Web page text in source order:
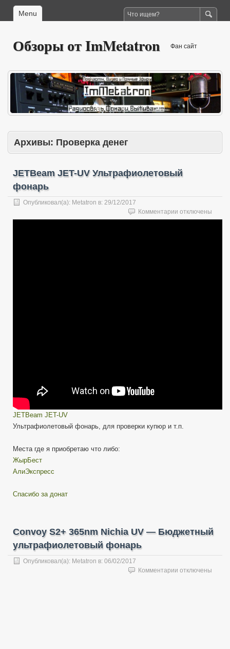
Menu
Обзоры от ImMetatron Фан сайт
Архивы: Проверка денег
JETBeam JET-UV Ультрафиолетовый
фонарь
Опубликовал(а): Metatron в: 29/12/2017
Комментарии к
записи
отключены
JETBeam JET-UV
Ультрафиолетовый фонарь, для проверки купюр и т.п.
Места где я приобретаю что либо:
ЖырБест
АлиЭкспресс
Спасибо за донат
Convoy S2+ 365nm Nichia UV — Бюджетный
ультрафиолетовый фонарь
Опубликовал(а): Metatron в: 06/02/2017
Комментарии котключены